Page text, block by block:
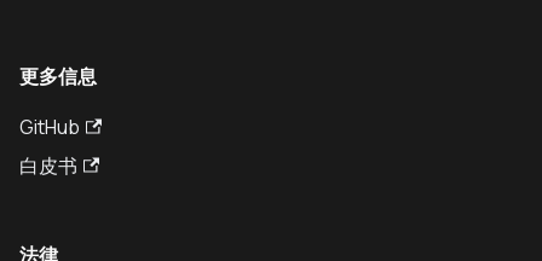
更多信息
GitHub
白皮书
法律